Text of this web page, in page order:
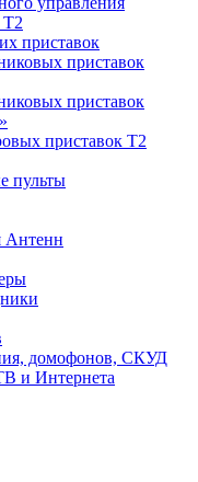
приставок
приставок
приставок
приставок Т2
пульты
Антенн
домофонов, СКУД
и Интернета